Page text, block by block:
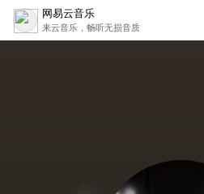
网易云音乐
来云音乐，畅听无损音质